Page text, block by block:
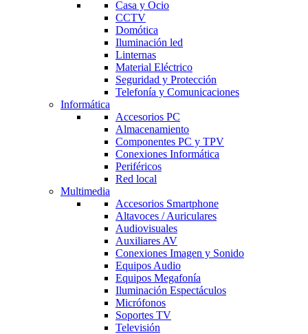
Casa y Ocio
CCTV
Domótica
Iluminación led
Linternas
Material Eléctrico
Seguridad y Protección
Telefonía y Comunicaciones
Informática
Accesorios PC
Almacenamiento
Componentes PC y TPV
Conexiones Informática
Periféricos
Red local
Multimedia
Accesorios Smartphone
Altavoces / Auriculares
Audiovisuales
Auxiliares AV
Conexiones Imagen y Sonido
Equipos Audio
Equipos Megafonía
Iluminación Espectáculos
Micrófonos
Soportes TV
Televisión